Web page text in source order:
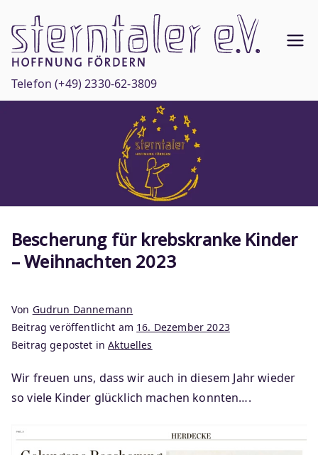
Inhalt
springen
Ste
rnt
e.V
.
Hoffnun
Telefon(+49) 2330-62-3809
Bescherung für krebskranke Kinder
– Weihnachten 2023
Von Gudrun Dannemann
Beitrag veröffentlicht am 16. Dezember 2023
Beitrag gepostet inAktuelles
Wir freuen uns, dass wir auch in diesem Jahr wieder
so viele Kinder glücklich machen konnten….